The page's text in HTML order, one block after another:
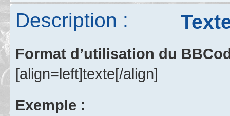
Description : Texte
Format d’utilisation du
[align=left]texte[/align]
Exemple :